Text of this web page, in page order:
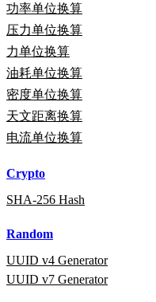
功率单位换算
压力单位换算
力单位换算
油耗单位换算
密度单位换算
天文距离换算
电流单位换算
Crypto
SHA-256 Hash
Random
UUID v4 Generator
UUID v7 Generator